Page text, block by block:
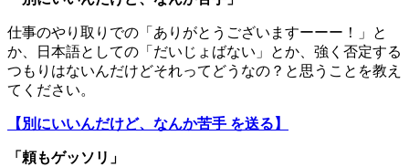
仕事のやり取りでの「ありがとうございますーーー！」と
か、日本語としての「だいじょばない」とか、強く否定する
つもりはないんだけどそれってどうなの？と思うことを教え
てください。
【別にいいんだけど、なんか苦手 を送る】
「頼もゲッソリ」